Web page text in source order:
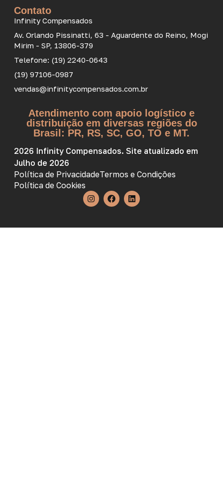
Contato
Infinity Compensados
Av. Orlando Pissinatti, 63 - Aguardente do Reino, Mogi
Mirim - SP, 13806-379
Telefone: (19) 2240-0643
(19) 97106-0987
vendas@infinitycompensados.com.br
Atendimento com apoio logístico e
distribuição em diversas regiões do
Brasil: PR, RS, SC, GO, TO e MT.
2026 Infinity Compensados. Site atualizado em
Julho de 2026
Política de PrivacidadeTermos e Condições
Política de Cookies